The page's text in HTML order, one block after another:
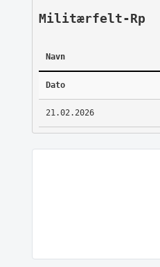
Militærfelt-Rp
Navn
Dato
21.02.2026